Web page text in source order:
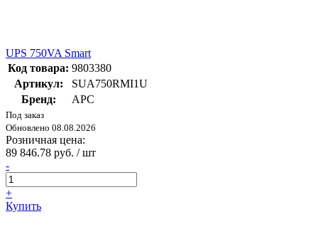
UPS 750VA Smart
Код товара: 9803380
Артикул:
SUA750RMI1U
Бренд:
APC
Под заказ
Обновлено 08.08.2026
Розничная цена:
89 846.78 руб. / шт
-
+
Купить